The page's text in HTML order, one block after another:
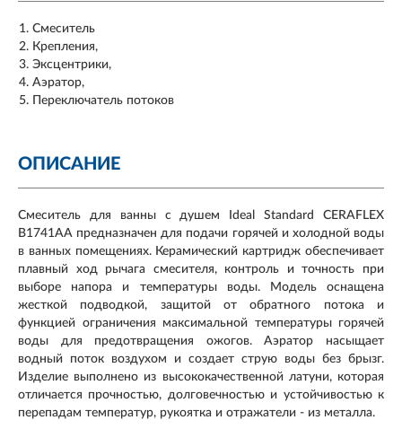
Смеситель
Крепления,
Эксцентрики,
Аэратор,
Переключатель потоков
ОПИСАНИЕ
Смеситель для ванны с душем Ideal Standard CERAFLEX
B1741AA предназначен для подачи горячей и холодной воды
в ванных помещениях. Керамический картридж обеспечивает
плавный ход рычага смесителя, контроль и точность при
выборе напора и температуры воды. Модель оснащена
жесткой подводкой, защитой от обратного потока и
функцией ограничения максимальной температуры горячей
воды для предотвращения ожогов. Аэратор насыщает
водный поток воздухом и создает струю воды без брызг.
Изделие выполнено из высококачественной латуни, которая
отличается прочностью, долговечностью и устойчивостью к
перепадам температур, рукоятка и отражатели - из металла.